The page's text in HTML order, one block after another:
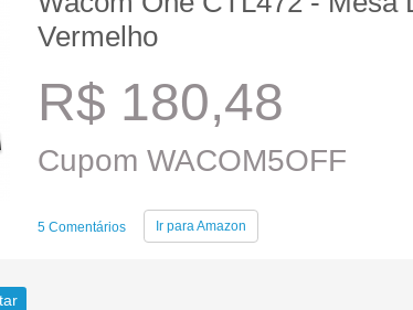
Vermelho
R$ 180,48
Cupom WACOM5OFF
5 Comentários Ir paraAmazon